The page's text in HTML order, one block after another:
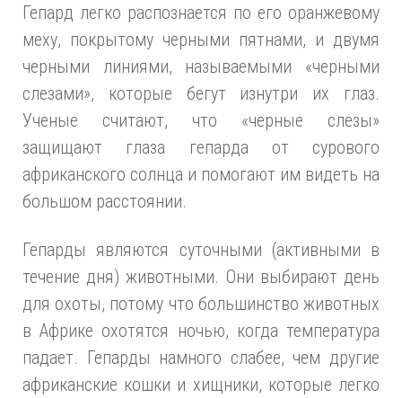
Гепард легко распознается по его оранжевому
меху, покрытому черными пятнами, и двумя
черными линиями, называемыми «черными
слезами», которые бегут изнутри их глаз.
Ученые считают, что «черные слезы»
защищают глаза гепарда от сурового
африканского солнца и помогают им видеть на
большом расстоянии.
Гепарды являются суточными (активными в
течение дня) животными. Они выбирают день
для охоты, потому что большинство животных
в Африке охотятся ночью, когда температура
падает. Гепарды намного слабее, чем другие
африканские кошки и хищники, которые легко